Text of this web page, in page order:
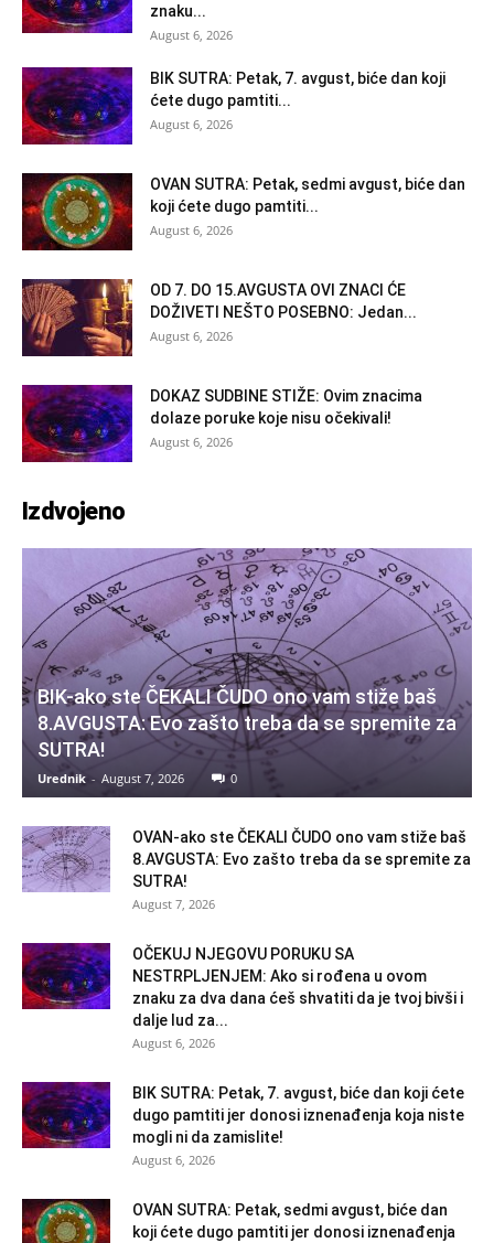
znaku...
August 6, 2026
BIK SUTRA: Petak, 7. avgust, biće dan koji
ćete dugo pamtiti...
August 6, 2026
OVAN SUTRA: Petak, sedmi avgust, biće dan
koji ćete dugo pamtiti...
August 6, 2026
OD 7. DO 15.AVGUSTA OVI ZNACI ĆE
DOŽIVETI NEŠTO POSEBNO: Jedan...
August 6, 2026
DOKAZ SUDBINE STIŽE: Ovim znacima
dolaze poruke koje nisu očekivali!
August 6, 2026
Izdvojeno
BIK-ako ste ČEKALI ČUDO ono vam stiže baš
8.AVGUSTA: Evo zašto treba da se spremite za
SUTRA!
Urednik - August 7, 2026 0
OVAN-ako ste ČEKALI ČUDO ono vam stiže baš
8.AVGUSTA: Evo zašto treba da se spremite za
SUTRA!
August 7, 2026
OČEKUJ NJEGOVU PORUKU SA
NESTRPLJENJEM: Ako si rođena u ovom
znaku za dva dana ćeš shvatiti da je tvoj bivši i
dalje lud za...
August 6, 2026
BIK SUTRA: Petak, 7. avgust, biće dan koji ćete
dugo pamtiti jer donosi iznenađenja koja niste
mogli ni da zamislite!
August 6, 2026
OVAN SUTRA: Petak, sedmi avgust, biće dan
koji ćete dugo pamtiti jer donosi iznenađenja